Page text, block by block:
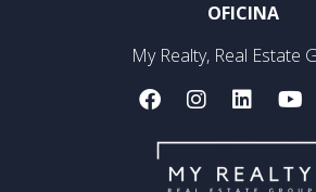
OFICINA
My Realty, Real Estate